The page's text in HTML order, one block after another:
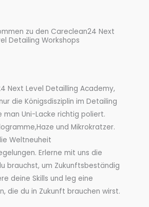
zu den Careclean24 Next
Detailing Workshops
Next Level Detailling Academy,
die Königsdisziplin im Detailing
man Uni-Lacke richtig poliert.
und Mikrokratzer.
Weltneuheit
Erlerne mit uns die
brauchst, um Zukunftsbeständig
deine Skills und leg eine
die du in Zukunft brauchen wirst.